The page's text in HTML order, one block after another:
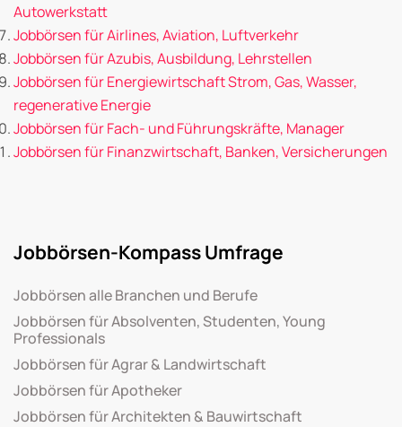
Autowerkstatt
Jobbörsen für Airlines, Aviation, Luftverkehr
Jobbörsen für Azubis, Ausbildung, Lehrstellen
Jobbörsen für Energiewirtschaft Strom, Gas, Wasser,
regenerative Energie
Jobbörsen für Fach- und Führungskräfte, Manager
Jobbörsen für Finanzwirtschaft, Banken, Versicherungen
Jobbörsen-Kompass Umfrage
Jobbörsen alle Branchen und Berufe
Jobbörsen für Absolventen, Studenten, Young
Professionals
Jobbörsen für Agrar & Landwirtschaft
Jobbörsen für Apotheker
Jobbörsen für Architekten & Bauwirtschaft